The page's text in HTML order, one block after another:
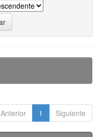
Anterior 1 Siguiente